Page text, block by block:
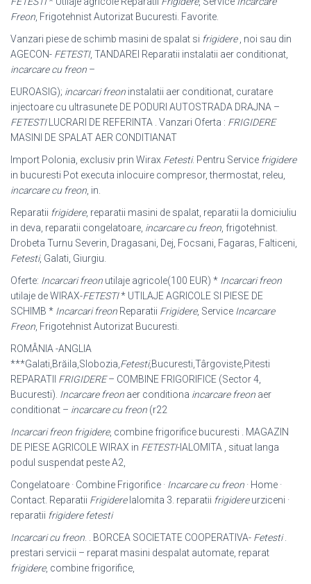
Freon , Frigotehnist Autorizat Bucuresti. Favorite.
Vanzari piese de schimb masini de spalat si frigidere, noi sau din
AGECON- FETESTI, TANDAREI Reparatii instalatii aer conditionat,
incarcare cu freon –
EUROASIG); incarcari freon instalatii aer conditionat, curatare
injectoare cu ultrasunete DE PODURI AUTOSTRADA DRAJNA –
FETESTILUCRARI DE REFERINTA . Vanzari Oferta : FRIGIDERE
MASINI DE SPALAT AER CONDITIANAT
Import Polonia, exclusiv prin Wirax Fetesti. Pentru Service frigidere
in bucuresti Pot executa inlocuire compresor, thermostat, releu,
incarcare cu freon , in.
Reparatii frigidere, reparatii masini de spalat, reparatii la domiciuliu
in deva, reparatii congelatoare, incarcare cu freon , frigotehnist.
Drobeta Turnu Severin, Dragasani, Dej, Focsani, Fagaras, Falticeni,
Fetesti, Galati, Giurgiu.
Oferte: Incarcari freon utilaje agricole(100 EUR) * Incarcari freon
utilaje de WIRAX-FETESTI* UTILAJE AGRICOLE SI PIESE DE
SCHIMB * Incarcari freon Reparatii Frigidere, Service Incarcare
Freon , Frigotehnist Autorizat Bucuresti.
ROMÂNIA -ANGLIA
***Galati,Brăila,Slobozia, Fetesti,Bucuresti,Târgoviste,Pitesti
REPARATII FRIGIDERE– COMBINE FRIGORIFICE (Sector 4,
Bucuresti). Incarcare freon aer conditiona incarcare freon aer
conditionat – incarcare cu freon (r22
Incarcari freon frigidere, combine frigorifice bucuresti . MAGAZIN
DE PIESE AGRICOLE WIRAX in FETESTI-IALOMITA , situat langa
podul suspendat peste A2,
Congelatoare · Combine Frigorifice · Incarcare cu freon · Home ·
Contact. Reparatii FrigidereIalomita 3. reparatii frigidereurziceni ·
reparatii frigidere fetesti
Incarcari cu freon . . BORCEA SOCIETATE COOPERATIVA- Fetesti.
prestari servicii – reparat masini despalat automate, reparat
frigidere, combine frigorifice,